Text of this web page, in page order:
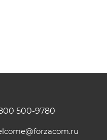
500-9780